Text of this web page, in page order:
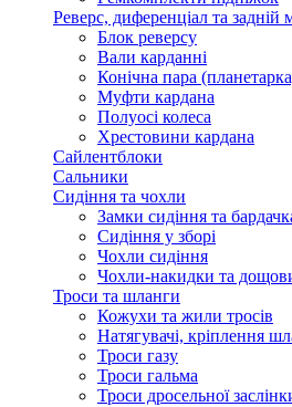
Реверс, диференціал та задній
Блок реверсу
Вали карданні
Конічна пара
Муфти кардана
Полуосі колеса
Хрестовини кардана
Сайлентблоки
Сальники
Сидіння та чохли
Замки сидіння та
Сидіння у зборі
Чохли сидіння
Чохли-накидки та
Троси та шланги
Кожухи та жили тросів
Натягувачі, кріплення
Троси газу
Троси гальма
Троси дросельної